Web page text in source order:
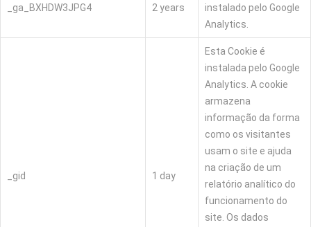
_ga_BXHDW3JPG4 2 years
instalado pelo Google
Analytics.
_gid 1 day
Esta Cookie é
instalada pelo Google
Analytics. A cookie
armazena
informação da forma
como os visitantes
usam o site e ajuda
na criação de um
relatório analítico do
funcionamento do
site. Os dados